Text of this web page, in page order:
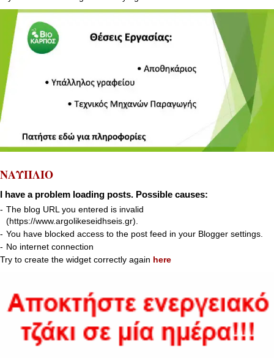
ΝΑΥΠΛΙΟ
I have a problem loading posts. Possible causes:
- The blog URL you entered is invalid
(https://www.argolikeseidhseis.gr).
- You have blocked access to the post feed in your Blogger settings.
- No internet connection
Try to create the widget correctly again here